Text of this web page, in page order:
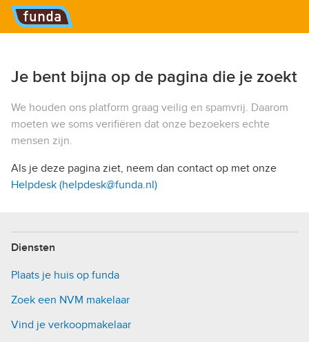
Hoofdmenu
Je bent bijna op de pagina die je zoekt
We houden ons platform graag veilig en spamvrij. Daarom
moeten we soms verifiëren dat onze bezoekers echte
mensen zijn.
Als je deze pagina ziet, neem dan contact op met onze
Helpdesk (helpdesk@funda.nl)
Diensten
Plaats je huis op funda
Zoek een NVM makelaar
Vind je verkoopmakelaar